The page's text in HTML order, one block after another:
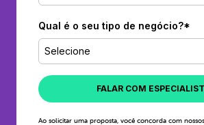
Qual é o seu tipo de negócio?*
Selecione
FALAR COM
Ao solicitar uma proposta, você concorda com nossos